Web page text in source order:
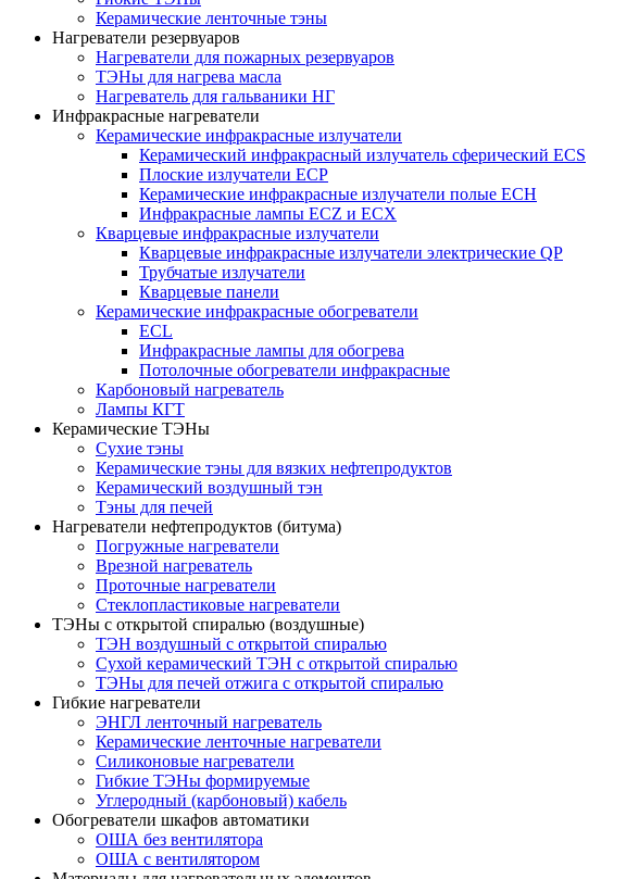
Керамические ленточные тэны
Нагреватели резервуаров
Нагреватели для пожарных резервуаров
ТЭНы для нагрева масла
Нагреватель для гальваники НГ
Инфракрасные нагреватели
Керамические инфракрасные излучатели
Керамический инфракрасный излучатель сферический ECS
Плоские излучатели ECP
Керамические инфракрасные излучатели полые ECH
Инфракрасные лампы ECZ и ECX
Кварцевые инфракрасные излучатели
Кварцевые инфракрасные излучатели электрические QP
Трубчатые излучатели
Кварцевые панели
Керамические инфракрасные обогреватели
ECL
Инфракрасные лампы для обогрева
Потолочные обогреватели инфракрасные
Карбоновый нагреватель
Лампы КГТ
Керамические ТЭНы
Сухие тэны
Керамические тэны для вязких нефтепродуктов
Керамический воздушный тэн
Тэны для печей
Нагреватели нефтепродуктов (битума)
Погружные нагреватели
Врезной нагреватель
Проточные нагреватели
Стеклопластиковые нагреватели
ТЭНы с открытой спиралью (воздушные)
ТЭН воздушный с открытой спиралью
Сухой керамический ТЭН с открытой спиралью
ТЭНы для печей отжига с открытой спиралью
Гибкие нагреватели
ЭНГЛ ленточный нагреватель
Керамические ленточные нагреватели
Силиконовые нагреватели
Гибкие ТЭНы формируемые
Углеродный (карбоновый) кабель
Обогреватели шкафов автоматики
ОША без вентилятора
ОША с вентилятором